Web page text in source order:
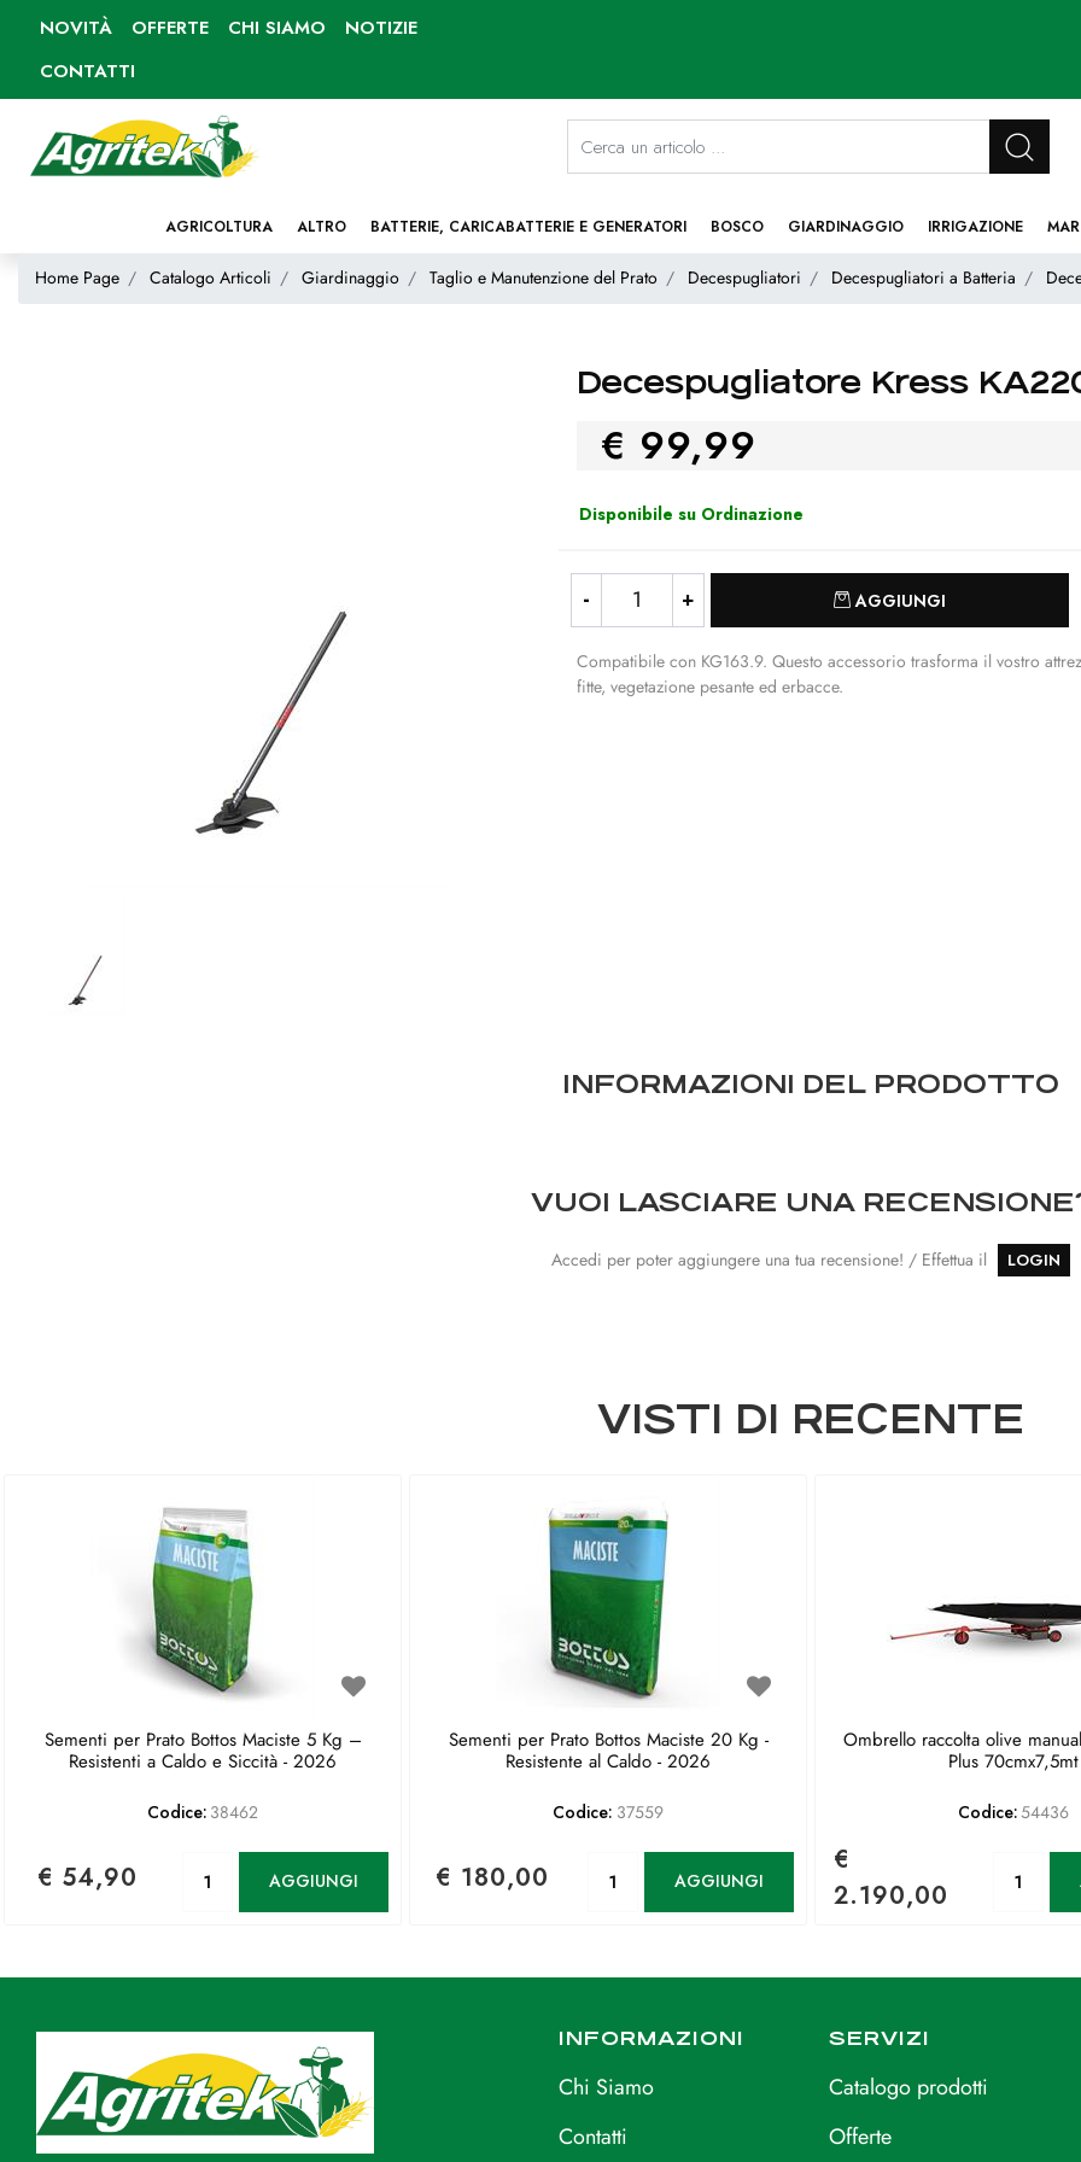
NOVITÀ OFFERTE CHI SIAMO
NOTIZIE
CONTATTI
La modifica di un filtro aggiorna automaticamente gli altri filtri
AGRICOLTURA ALTRO BATTERIE, CARICABATTERIE E GENERATORI BOSCO GIARDINAGGIO IRRIGAZIONE
Home Page Catalogo Articoli Giardinaggio Taglio e Manutenzione del Prato Decespugliatori Decespugliatori a Batteria
Decespugliatore Kress
€ 99,99
Disponibile su Ordinazione
AGGIUNGI
Compatibile con KG163.9. Questo accessorio trasforma il vostro
fitte, vegetazione pesante ed erbacce.
INFORMAZIONI DEL PRODOTTO
VUOI LASCIARE UNA
Accedi per poter aggiungere una tua recensione! / Effettua il LOGIN
VISTI DI RECENTE
Sementi per Prato Bottos Maciste 5 Kg –
Resistenti a Caldo e Siccità - 2026
Codice: 38462
€ 54,90 AGGIUNGI
Sementi per Prato Bottos Maciste 20 Kg -
Resistente al Caldo - 2026
Codice: 37559
€ 180,00 AGGIUNGI
Ombrello raccolta olive
Plus 70cmx7,5mt
Codice:54436
€
2.190,00
INFORMAZIONI
Chi Siamo
Contatti
SERVIZI
Catalogo prodotti
Offerte